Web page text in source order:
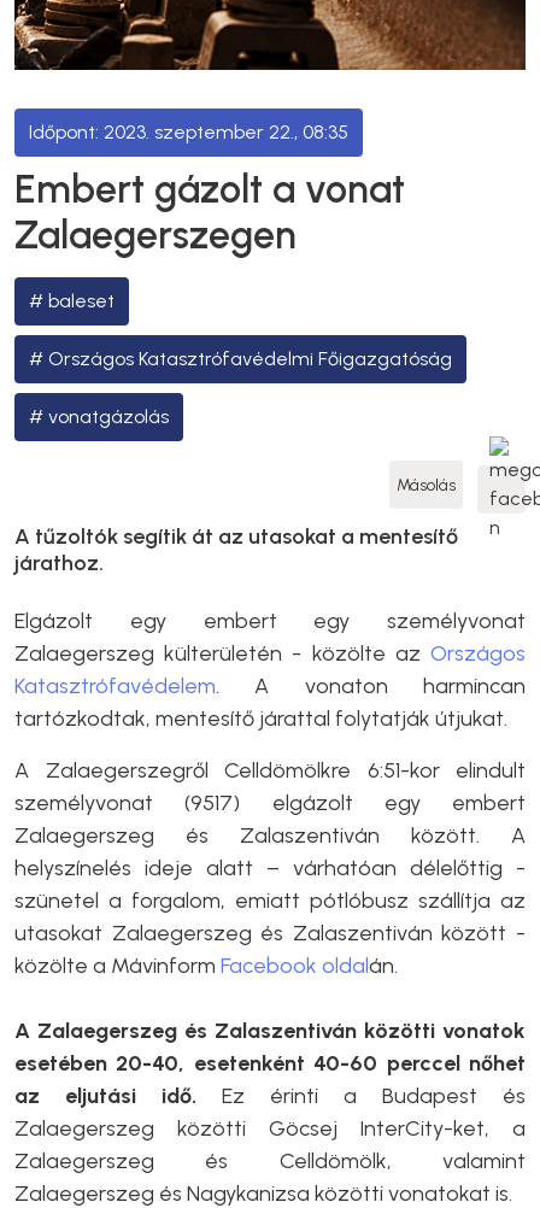
2023. szeptember 22., 08:35
Embert gázolt a vonat
Zalaegerszegen
baleset
Országos Katasztrófavédelmi Főigazgatóság
vonatgázolás
Másolás
A tűzoltók segítik át az utasokat a mentesítő
járathoz.
Elgázolt egy embert egy személyvonat
Zalaegerszeg külterületén - közölte az Országos
Katasztrófavédelem. A vonaton harmincan
tartózkodtak, mentesítő járattal folytatják útjukat.
A Zalaegerszegről Celldömölkre 6:51-kor elindult
személyvonat (9517) elgázolt egy embert
Zalaegerszeg és Zalaszentiván között. A
helyszínelés ideje alatt – várhatóan délelőttig -
szünetel a forgalom, emiatt pótlóbusz szállítja az
utasokat Zalaegerszeg és Zalaszentiván között -
közölte a Mávinform Facebook oldalán.
A Zalaegerszeg és Zalaszentiván közötti vonatok
esetében 20-40, esetenként 40-60 perccel nőhet
az eljutási idő. Ez érinti a Budapest és
Zalaegerszeg közötti Göcsej InterCity-ket, a
Zalaegerszeg és Celldömölk, valamint
Zalaegerszeg és Nagykanizsa közötti vonatokat is.